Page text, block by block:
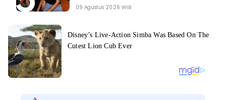
09 Agustus 2026 WIB